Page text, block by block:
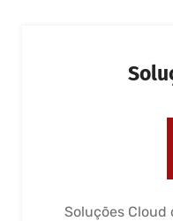
Soluções